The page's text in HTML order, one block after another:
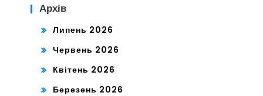
Архів
Липень 2026
Червень 2026
Квітень 2026
Березень 2026